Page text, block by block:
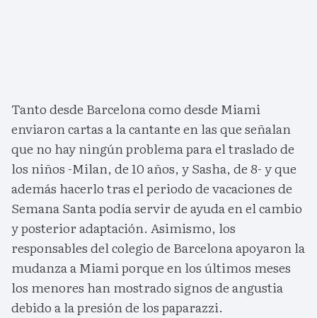
Tanto desde Barcelona como desde Miami
enviaron cartas a la cantante en las que señalan
que no hay ningún problema para el traslado de
los niños -Milan, de 10 años, y Sasha, de 8- y que
además hacerlo tras el periodo de vacaciones de
Semana Santa podía servir de ayuda en el cambio
y posterior adaptación. Asimismo, los
responsables del colegio de Barcelona apoyaron la
mudanza a Miami porque en los últimos meses
los menores han mostrado signos de angustia
debido a la presión de los paparazzi.